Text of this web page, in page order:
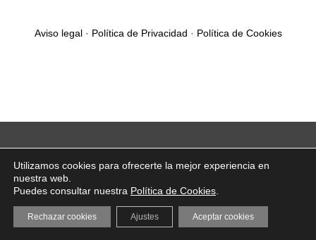
Aviso legal· Política de Privacidad · Política de Cookies
Utilizamos cookies para ofrecerte la mejor experiencia en
nuestra web.
Puedes consultar nuestra Política de Cookies
Aceptar cookies
Rechazar cookies Ajustes